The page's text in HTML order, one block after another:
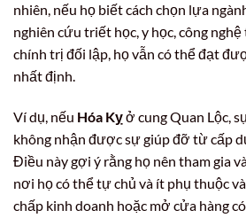
nhiên, nếu họ biết cách chọn lựa
nghiên cứu triết học, y học, công
chính trị đối lập, họ vẫn có thể đạt
nhất định.
Ví dụ, nếu Hóa Kỵở cung Quan Lộc,
không nhận được sự giúp đỡ từ cấp
Điều này gợi ý rằng họ nên tham gia
nơi họ có thể tự chủ và ít phụ thuộc
chấp kinh doanh hoặc mở cửa hàng